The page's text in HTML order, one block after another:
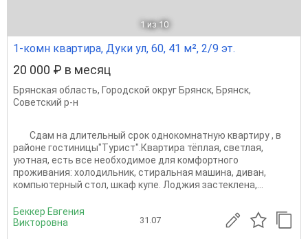
1 из 10
1-комн квартира, Дуки ул, 60, 41 м², 2/9 эт.
20 000 ₽ в месяц
Брянская область, Городской округ Брянск, Брянск,
Советский р-н
Сдам на длительный срок однокомнатную квартиру , в
районе гостиницы"Турист".Квартира тёплая, светлая,
уютная, есть все необходимое для комфортного
проживания: холодильник, стиральная машина, диван,
компьютерный стол, шкаф купе. Лоджия застеклена,...
Беккер Евгения
Викторовна
31.07